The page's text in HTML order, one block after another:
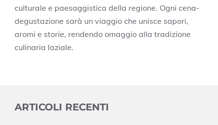
culturale e paesaggistica della regione. Ogni cena-
degustazione sarà un viaggio che unisce sapori,
aromi e storie, rendendo omaggio alla tradizione
culinaria laziale.
ARTICOLI RECENTI